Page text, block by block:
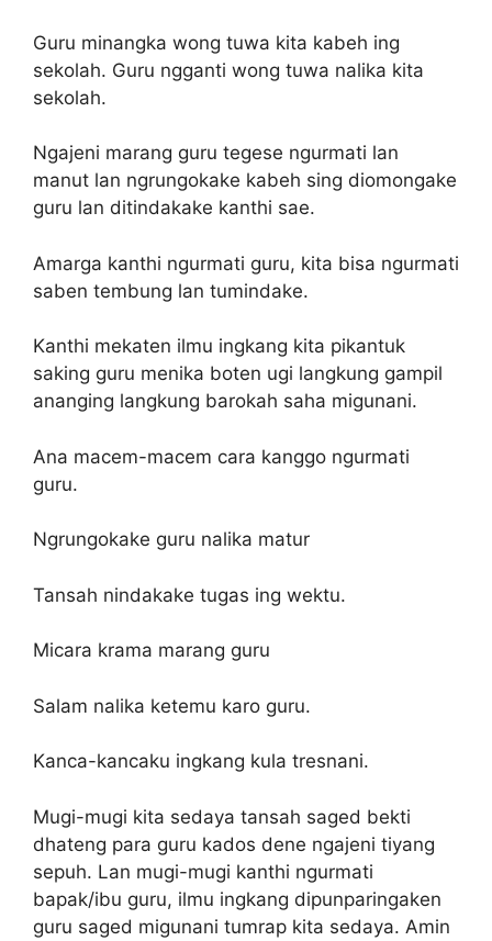
Guru minangka wong tuwa kita kabeh ing
sekolah. Guru ngganti wong tuwa nalika kita
sekolah.
Ngajeni marang guru tegese ngurmati lan
manut lan ngrungokake kabeh sing diomongake
guru lan ditindakake kanthi sae.
Amarga kanthi ngurmati guru, kita bisa ngurmati
saben tembung lan tumindake.
Kanthi mekaten ilmu ingkang kita pikantuk
saking guru menika boten ugi langkung gampil
ananging langkung barokah saha migunani.
Ana macem-macem cara kanggo ngurmati
guru.
Ngrungokake guru nalika matur
Tansah nindakake tugas ing wektu.
Micara krama marang guru
Salam nalika ketemu karo guru.
Kanca-kancaku ingkang kula tresnani.
Mugi-mugi kita sedaya tansah saged bekti
dhateng para guru kados dene ngajeni tiyang
sepuh. Lan mugi-mugi kanthi ngurmati
bapak/ibu guru, ilmu ingkang dipunparingaken
guru saged migunani tumrap kita sedaya. Amin